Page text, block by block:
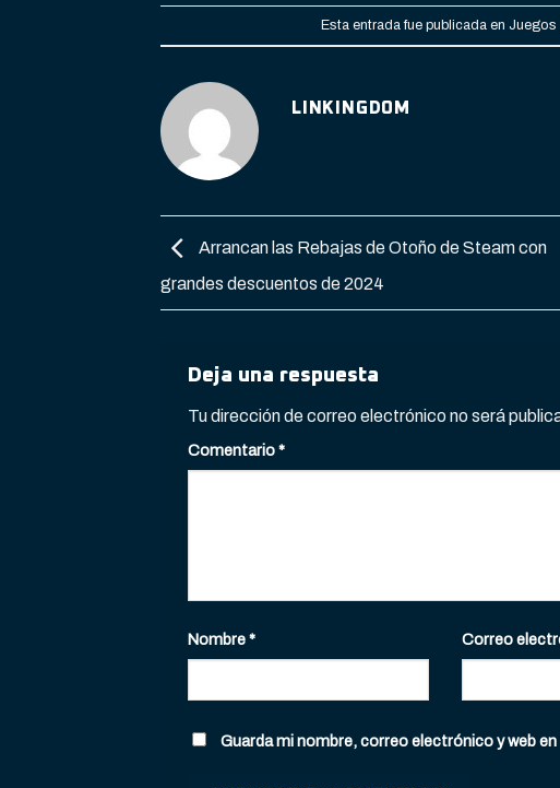
Esta entrada fue publicada en Juegos
LINKINGDOM
Arrancan las Rebajas de Otoño de Steam con
grandes descuentos de 2024
Deja una respuesta
Tu dirección de correo electrónico no será
Comentario*
Nombre* Correo
Guarda mi nombre, correo electrónico y web